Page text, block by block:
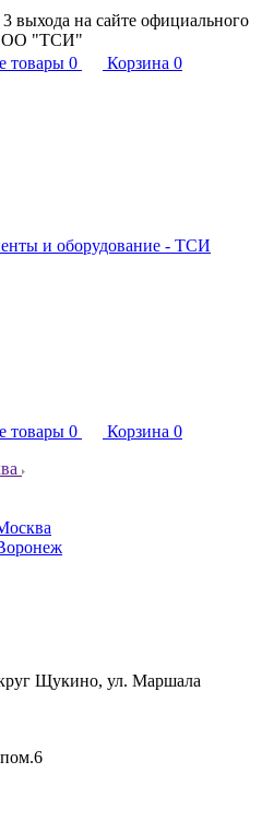
выхода на сайте официального
ООО "ТСИ"
товары 0 Корзина 0
товары 0 Корзина 0
Щукино, ул. Маршала